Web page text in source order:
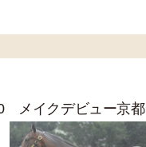
イクデビュー京都